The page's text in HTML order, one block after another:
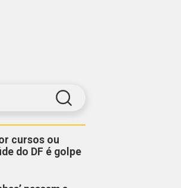
cursos ou
do DF é golpe